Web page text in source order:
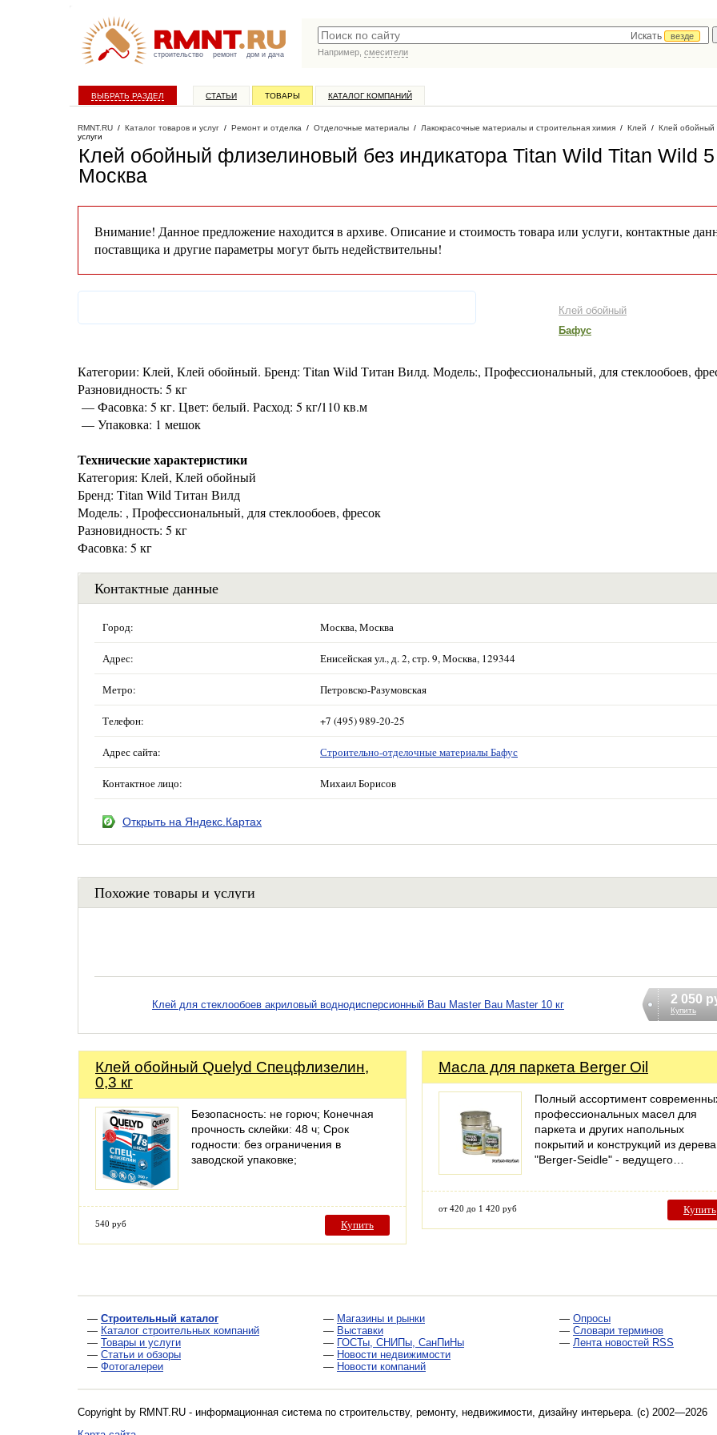
строительство ремонт дом и дача
Искать
везде
Например, смесители
ВЫБРАТЬ РАЗДЕЛ СТАТЬИ ТОВАРЫ КАТАЛОГ КОМПАНИЙ
RMNT.RU / Каталог товаров и услуг / Ремонт и отделка / Отделочные материалы / Лакокрасочные материалы и строительная химия / Клей / Клей обойный
услуги
Клей обойный флизелиновый без индикатора Titan Wild Titan Wild 5
Москва
Внимание! Данное предложение находится в архиве. Описание и стоимость товара или услуги, контактные
поставщика и другие параметры могут быть недействительны!
Клей обойный
Бафус
Категории: Клей, Клей обойный. Бренд: Titan Wild Титан Вилд. Модель:, Профессиональный, для стеклообоев,
Разновидность: 5 кг
— Фасовка: 5 кг. Цвет: белый. Расход: 5 кг/110 кв.м
— Упаковка: 1 мешок
Технические характеристики
Категория: Клей, Клей обойный
Бренд: Titan Wild Титан Вилд
Модель: , Профессиональный, для стеклообоев, фресок
Разновидность: 5 кг
Фасовка: 5 кг
Контактные данные
Город: Москва, Москва
Адрес: Енисейская ул., д. 2, стр. 9, Москва, 129344
Метро: Петровско-Разумовская
Телефон: +7 (495) 989-20-25
Адрес сайта: Строительно-отделочные материалы Бафус
Контактное лицо: Михаил Борисов
Открыть на Яндекс.Картах
Похожие товары и услуги
Клей для стеклообоев акриловый воднодисперсионный Bau Master Bau Master 10 кг 2 050
Купить
Клей обойный Quelyd Спецфлизелин,
0,3 кг
Безопасность: не горюч; Конечная
прочность склейки: 48 ч; Срок
годности: без ограничения в
заводской упаковке;
540 руб Купить
Масла для паркета Berger Oil
Полный ассортимент
профессиональных масел для
паркета и других напольных
покрытий и конструкций из
"Berger-Seidle" - ведущего…
от 420 до 1 420 руб Купить
— Строительный каталог
— Каталог строительных компаний
— Товары и услуги
— Статьи и обзоры
— Фотогалереи
— Магазины и рынки
— Выставки
— ГОСТы, СНИПы, СанПиНы
— Новости недвижимости
— Новости компаний
— Опросы
— Словари терминов
— Лента новостей RSS
Copyright by RMNT.RU - информационная система по строительству, ремонту, недвижимости, дизайну интерьера. (c) 2002—2026